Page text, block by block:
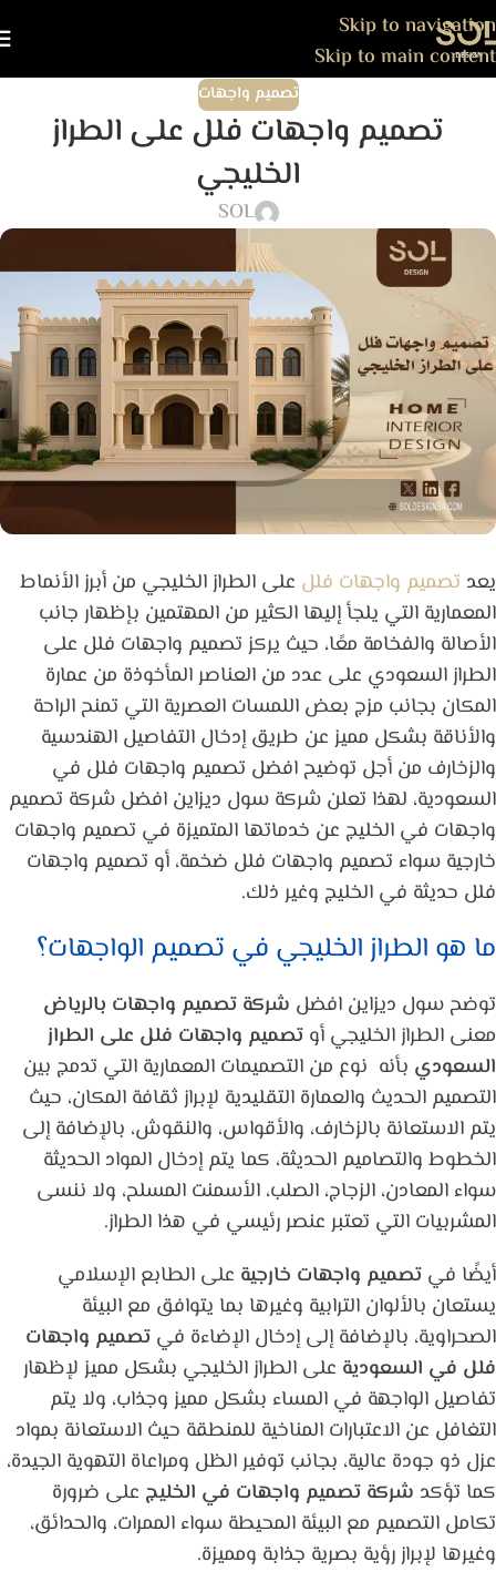
Skip to navigation
Skip to main content
تصميم واجهات
تصميم واجهات فلل على الطراز
الخليجي
SOL
يعد تصميم واجهات فلل على الطراز الخليجي من أبرز الأنماط
المعمارية التي يلجأ إليها الكثير من المهتمين بإظهار جانب
الأصالة والفخامة معًا، حيث يركز تصميم واجهات فلل على
الطراز السعودي على عدد من العناصر المأخوذة من عمارة
المكان بجانب مزج بعض اللمسات العصرية التي تمنح الراحة
والأناقة بشكل مميز عن طريق إدخال التفاصيل الهندسية
والزخارف من أجل توضيح افضل تصميم واجهات فلل في
السعودية، لهذا تعلن شركة سول ديزاين افضل شركة تصميم
واجهات في الخليج عن خدماتها المتميزة في تصميم واجهات
خارجية سواء تصميم واجهات فلل ضخمة، أو تصميم واجهات
فلل حديثة في الخليج وغير ذلك.
ما هو الطراز الخليجي في تصميم الواجهات؟
توضح سول ديزاين افضل شركة تصميم واجهات بالرياض
معنى الطراز الخليجي أو تصميم واجهات فلل على الطراز
السعودي بأنه نوع من التصميمات المعمارية التي تدمج بين
التصميم الحديث والعمارة التقليدية لإبراز ثقافة المكان، حيث
يتم الاستعانة بالزخارف، والأقواس، والنقوش، بالإضافة إلى
الخطوط والتصاميم الحديثة، كما يتم إدخال المواد الحديثة
سواء المعادن، الزجاج، الصلب، الأسمنت المسلح، ولا ننسى
المشربيات التي تعتبر عنصر رئيسي في هذا الطراز.
أيضًا في تصميم واجهات خارجية على الطابع الإسلامي
يستعان بالألوان الترابية وغيرها بما يتوافق مع البيئة
الصحراوية، بالإضافة إلى إدخال الإضاءة في تصميم واجهات
فلل في السعودية على الطراز الخليجي بشكل مميز لإظهار
تفاصيل الواجهة في المساء بشكل مميز وجذاب، ولا يتم
التغافل عن الاعتبارات المناخية للمنطقة حيث الاستعانة بمواد
عزل ذو جودة عالية، بجانب توفير الظل ومراعاة التهوية الجيدة،
كما تؤكد شركة تصميم واجهات في الخليج على ضرورة
تكامل التصميم مع البيئة المحيطة سواء الممرات، والحدائق،
وغيرها لإبراز رؤية بصرية جذابة ومميزة.